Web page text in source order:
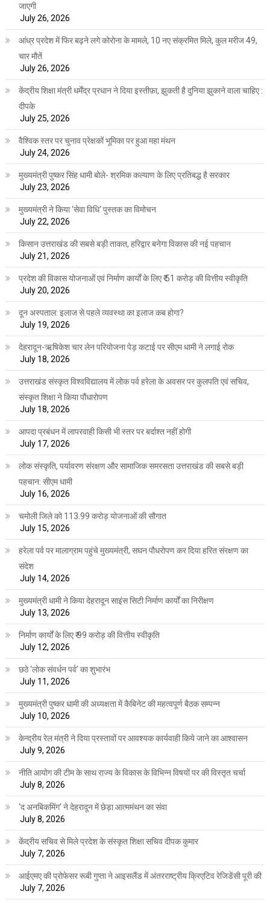
जाएगी
July 26, 2026
आंध्र प्रदेश में फिर बढ़ने लगे कोरोना के मामले, 10 नए संक्रमित मिले, कुल मरीज 49,
चार मौतें
July 26, 2026
केंद्रीय शिक्षा मंत्री धर्मेंद्र प्रधान ने दिया इस्तीफ़ा, झुकती है दुनिया झुकाने वाला चाहिए :
दीपके
July 25, 2026
वैश्विक स्तर पर चुनाव प्रेक्षकों भूमिका पर हुआ महा मंथन
July 24, 2026
मुख्यमंत्री पुष्कर सिंह धामी बोले- श्रमिक कल्याण के लिए प्रतिबद्ध है सरकार
July 23, 2026
मुख्यमंत्री ने किया ‘सेवा विधि‘ पुस्तक का विमोचन
July 22, 2026
किसान उत्तराखंड की सबसे बड़ी ताकत, हरिद्वार बनेगा विकास की नई पहचान
July 21, 2026
प्रदेश की विकास योजनाओं एवं निर्माण कार्यों के लिए ₹ 51 करोड़ की वित्तीय स्वीकृति
July 20, 2026
दून अस्पताल: इलाज से पहले व्यवस्था का इलाज कब होगा?
July 19, 2026
देहरादून-ऋषिकेश चार लेन परियोजना पेड़ कटाई पर सीएम धामी ने लगाई रोक
July 18, 2026
उत्तराखंड संस्कृत विश्वविद्यालय में लोक पर्व हरेला के अवसर पर कुलपति एवं सचिव,
संस्कृत शिक्षा ने किया पौंधारोपण
July 18, 2026
आपदा प्रबंधन में लापरवाही किसी भी स्तर पर बर्दाश्त नहीं होगी
July 17, 2026
लोक संस्कृति, पर्यावरण संरक्षण और सामाजिक समरसता उत्तराखंड की सबसे बड़ी
पहचान: सीएम धामी
July 16, 2026
चमोली जिले को 113.99 करोड़ योजनाओं की सौगात
July 15, 2026
हरेला पर्व पर मालाग्राम पहुंचे मुख्यमंत्री, सघन पौधरोपण कर दिया हरित संरक्षण का
संदेश
July 14, 2026
मुख्यमंत्री धामी ने किया देहरादून साइंस सिटी निर्माण कार्यों का निरीक्षण
July 13, 2026
निर्माण कार्यों के लिए ₹ 99 करोड़ की वित्तीय स्वीकृति
July 12, 2026
छठे ‘लोक संवर्धन पर्व’ का शुभारंभ
July 11, 2026
मुख्यमंत्री पुष्कर धामी की अध्यक्षता में कैबिनेट की महत्वपूर्ण बैठक सम्पन्न
July 10, 2026
केन्द्रीय रेल मंत्री ने दिया प्रस्तावों पर आवश्यक कार्यवाही किये जाने का आश्वासन
July 9, 2026
नीति आयोग की टीम के साथ राज्य के विकास के विभिन्न विषयों पर की विस्तृत चर्चा
July 8, 2026
‘द अनबिकमिंग’ ने देहरादून में छेड़ा आत्ममंथन का संवा
July 8, 2026
केंद्रीय सचिव से मिले प्रदेश के संस्कृत शिक्षा सचिव दीपक कुमार
July 7, 2026
आईएमए की प्रोफेसर रूबी गुप्ता ने आइसलैंड में अंतरराष्ट्रीय क्रिएटिव रेजिडेंसी पूरी की
July 7, 2026